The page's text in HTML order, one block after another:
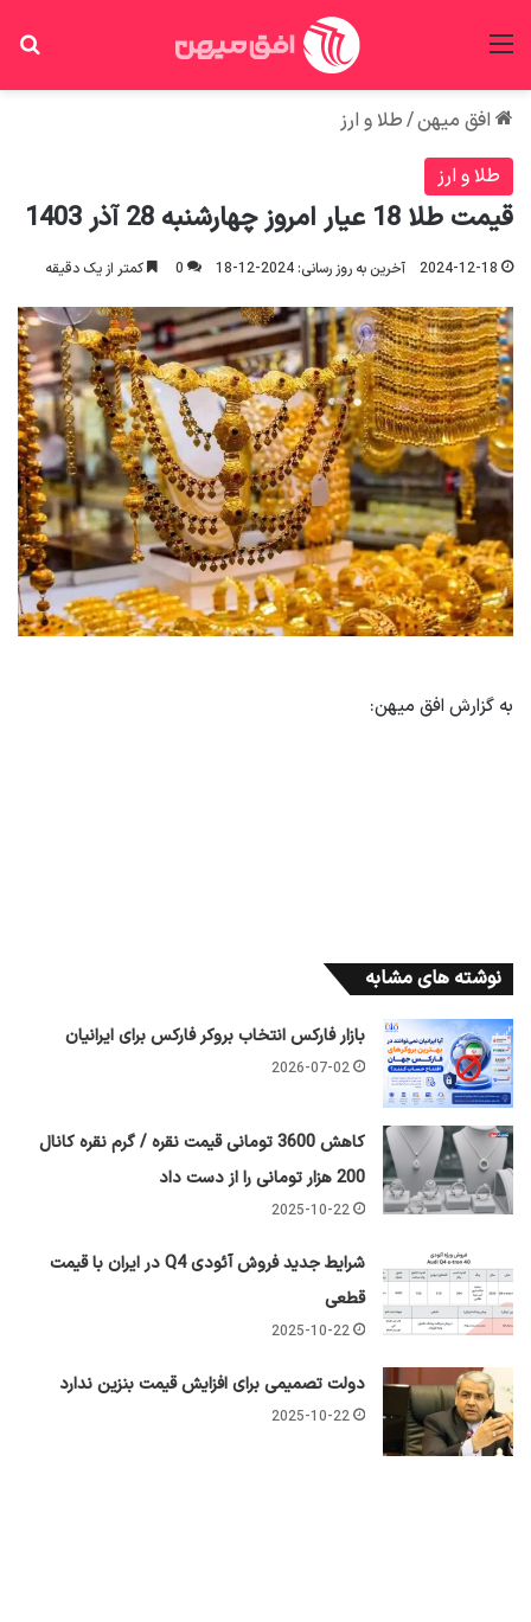
افق میهن/طلا و ارز
طلا و ارز
قیمت طلا 18 عیار امروز چهارشنبه 28 آذر 1403
2024-12-18 آخرین به روز رسانی: 2024-12-18 0 کمتر از یک دقیقه
به گزارش افق میهن:
نوشته های مشابه
بازار فارکس انتخاب بروکر فارکس برای ایرانیان
2026-07-02
کاهش 3600 تومانی قیمت نقره / گرم نقره کانال
200 هزار تومانی را از دست داد
2025-10-22
شرایط جدید فروش آئودی Q4 در ایران با قیمت
قطعی
2025-10-22
دولت تصمیمی برای افزایش قیمت بنزین ندارد
2025-10-22